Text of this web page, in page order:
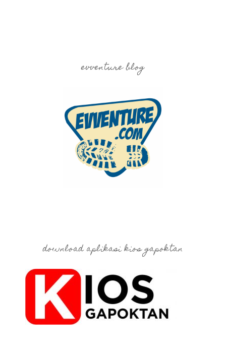
evventure blog
download aplikasi kios gapoktan